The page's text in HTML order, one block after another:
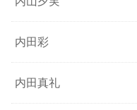
内田彩
内田真礼